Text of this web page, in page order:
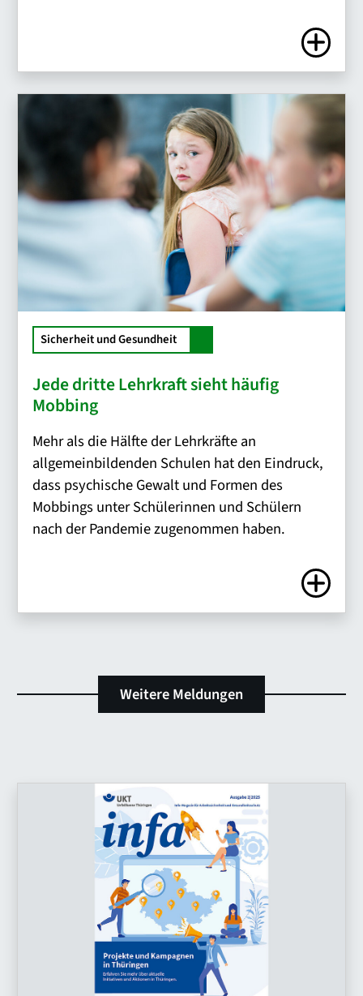
Zum Artikel
Sicherheit und Gesundheit
Jede dritte Lehrkraft sieht häufig
Mobbing
Mehr als die Hälfte der Lehrkräfte an
allgemeinbildenden Schulen hat den Eindruck,
dass psychische Gewalt und Formen des
Mobbings unter Schülerinnen und Schülern
nach der Pandemie zugenommen haben.
Zum Artikel
Weitere Meldungen